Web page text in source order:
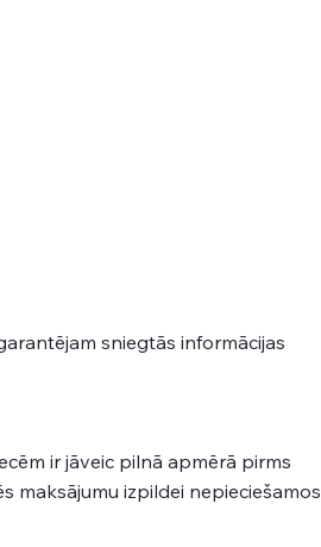
sniegtās informācijas
ir jāveic pilnā apmērā pirms
maksājumu izpildei nepieciešamos